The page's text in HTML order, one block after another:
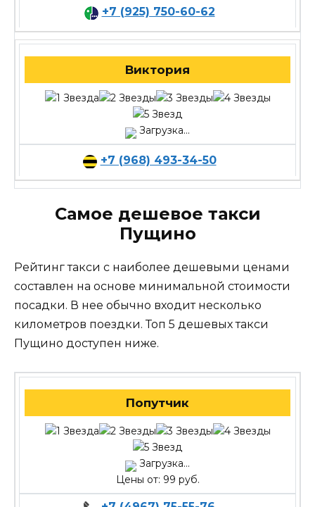
+7 (925) 750-60-62
Виктория
Загрузка...
+7 (968) 493-34-50
Самое дешевое такси
Пущино
Рейтинг такси с наиболее дешевыми ценами
составлен на основе минимальной стоимости
посадки. В нее обычно входит несколько
километров поездки. Топ 5 дешевых такси
Пущино доступен ниже.
Попутчик
Загрузка...
Цены от: 99 руб.